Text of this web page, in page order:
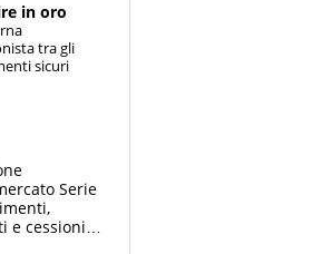
in oro
tra gli
sicuri
Serie
e cessioni: